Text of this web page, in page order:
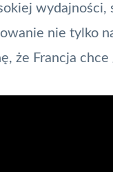
wydajności,
nie tylko
że Francja